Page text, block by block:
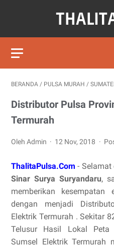
BERANDA / PULSA MURAH /
Distributor Pulsa
Termurah
Oleh Admin 12 Nov, 2018
ThalitaPulsa.Com -
Sinar Surya Suryandaru,
memberikan
dengan menjadi
Elektrik Termurah . Sekitar
Telusur Hasil Lokal Peta
Sumsel Elektrik Termurah